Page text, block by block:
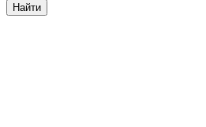
Найти